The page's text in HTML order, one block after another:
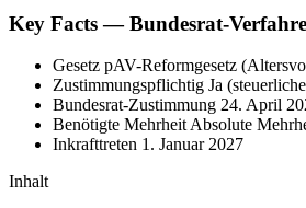
Key Facts — Bundesrat-
Gesetz pAV-Reformgesetz
Zustimmungspflichtig Ja
Bundesrat-Zustimmung 24. April
Benötigte Mehrheit Absolute
Inkrafttreten 1. Januar 2027
Inhalt